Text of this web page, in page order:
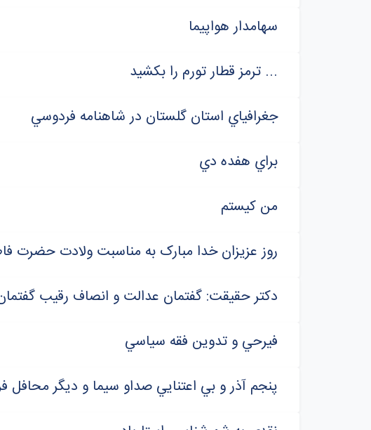
سهامدار هواپيما
ترمز قطار تورم را بکشيد ...
جغرافياي استان گلستان در شاهنامه فردوسي
براي هفده دي
من کيستم
روز عزيزان خدا مبارک به مناسبت ولادت حضرت
دکتر حقيقت: گفتمان عدالت و انصاف رقيب
فيرحي و تدوين فقه سياسي
پنجم آذر و بي اعتنايي صداو سيما و ديگر محافل